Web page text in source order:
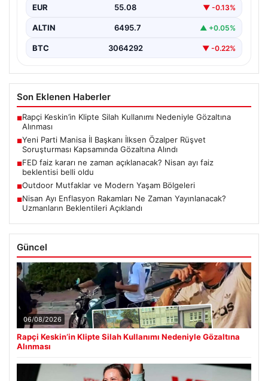
EUR 55.08 ▼ -0.13%
ALTIN 6495.7 ▲ +0.05%
BTC 3064292 ▼ -0.22%
Son Eklenen Haberler
■Rapçi Keskin’in Klipte Silah Kullanımı Nedeniyle Gözaltına
Alınması
■Yeni Parti Manisa İl Başkanı İlksen Özalper Rüşvet
Soruşturması Kapsamında Gözaltına Alındı
■FED faiz kararı ne zaman açıklanacak? Nisan ayı faiz
beklentisi belli oldu
■Outdoor Mutfaklar ve Modern Yaşam Bölgeleri
■Nisan Ayı Enflasyon Rakamları Ne Zaman Yayınlanacak?
Uzmanların Beklentileri Açıklandı
Güncel
06/08/2026
Rapçi Keskin’in Klipte Silah Kullanımı Nedeniyle Gözaltına
Alınması